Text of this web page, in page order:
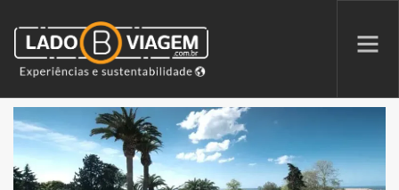
PROMOÇÕES
QUEM SOMOS
PARCERIAS